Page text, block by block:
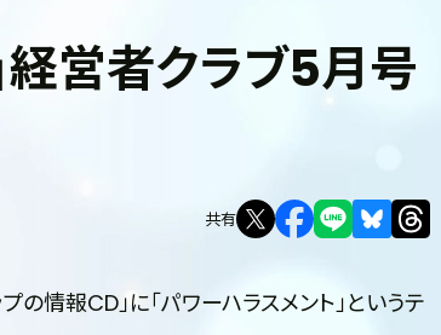
経営者クラブ5月号
共有
の情報CD」に「パワーハラスメント」というテ